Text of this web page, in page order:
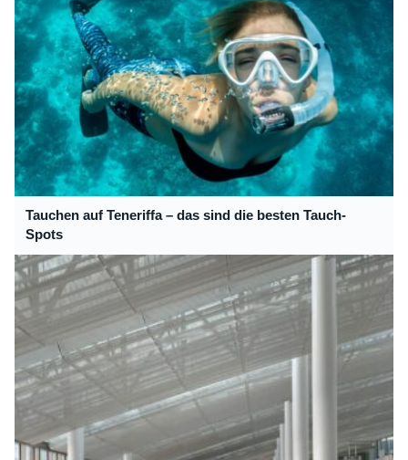
Tauchen auf Teneriffa – das sind die besten Tauch-
Spots